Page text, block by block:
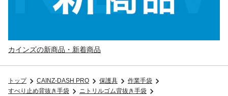
カインズの新商品・新着商品
トップ CAINZ-DASH PRO 保護具
作業手袋
すべり止め背抜き手袋
ニトリルゴム背抜き手袋